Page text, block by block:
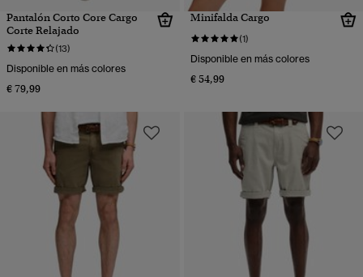
Pantalón Corto Core Cargo
Corte Relajado
(13)
Disponible en más colores
€ 79,99
Minifalda Cargo
(1)
Disponible en más colores
€ 54,99